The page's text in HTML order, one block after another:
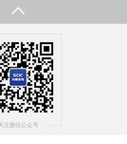
注微信公众号